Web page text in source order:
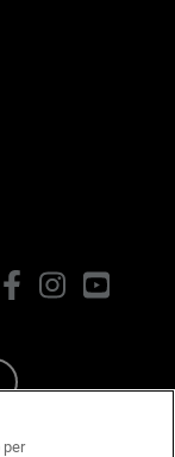
FacebookInstagram
per